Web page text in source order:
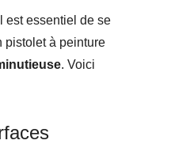
est essentiel de se
pistolet à peinture
. Voici